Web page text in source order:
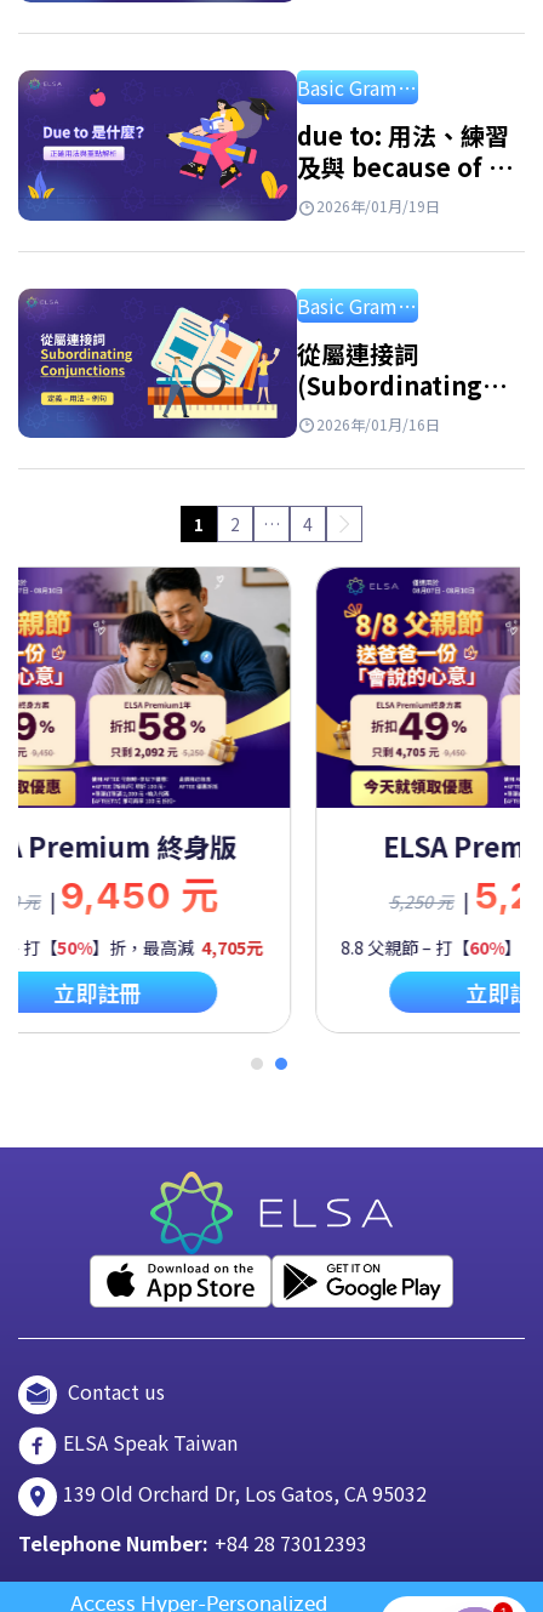
Basic Grammar
due to: 用法、練習
及與 because of 的
區別
2026年/01月/19日
Basic Grammar
從屬連接詞
(Subordinating
Conjunctions): 最
理與詳細用法說明
2026年/01月/16日
1 2 … 4
Premium 一年
|5,250 元
60%】折，最高減2,092元
立即註冊
ELSA Premium
9,450 元 |
8.8 父親節 – 打【50%】折，
立即註冊
Contact us
ELSA Speak Taiwan
139 Old Orchard Dr, Los Gatos, CA 95032
Telephone Number: +84 28 73012393
Access Hyper-Personalized